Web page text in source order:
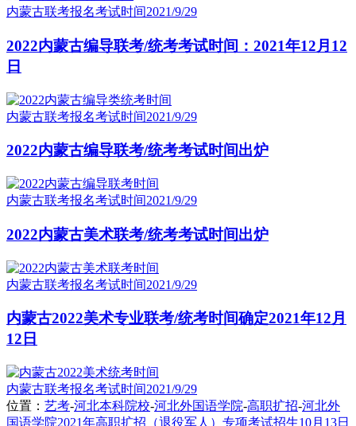
内蒙古联考报名考试时间2021/9/29
2022内蒙古编导联考/统考考试时间：2021年12月12
日
内蒙古联考报名考试时间2021/9/29
2022内蒙古编导联考/统考考试时间出炉
内蒙古联考报名考试时间2021/9/29
2022内蒙古美术联考/统考考试时间出炉
内蒙古联考报名考试时间2021/9/29
内蒙古2022美术专业联考/统考时间确定2021年12月
12日
内蒙古联考报名考试时间2021/9/29
位置： 艺考-河北本科院校-河北外国语学院-高职扩招-河北外
国语学院2021年高职扩招（退役军人）专项考试招生10月13日